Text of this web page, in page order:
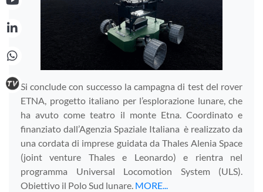
Si conclude con successo la campagna di test del rover
ETNA, progetto italiano per l’esplorazione lunare, che
ha avuto come teatro il monte Etna. Coordinato e
finanziato dall’Agenzia Spaziale Italiana è realizzato da
una cordata di imprese guidata da Thales Alenia Space
(joint venture Thales e Leonardo) e rientra nel
programma Universal Locomotion System (ULS).
Obiettivo il Polo Sud lunare. MORE...